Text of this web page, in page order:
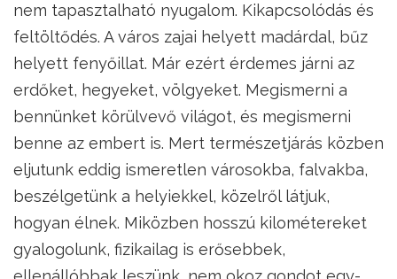
nem tapasztalható nyugalom. Kikapcsolódás és
feltöltődés. A város zajai helyett madárdal, bűz
helyett fenyőillat. Már ezért érdemes járni az
erdőket, hegyeket, völgyeket. Megismerni a
bennünket körülvevő világot, és megismerni
benne az embert is. Mert természetjárás közben
eljutunk eddig ismeretlen városokba, falvakba,
beszélgetünk a helyiekkel, közelről látjuk,
hogyan élnek. Miközben hosszú kilométereket
gyalogolunk, fizikailag is erősebbek,